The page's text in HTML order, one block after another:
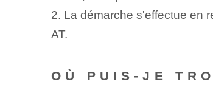
2. La démarche s'effectue en
AT.
OÙ PUIS-JE